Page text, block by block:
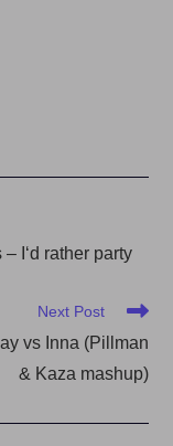
I‘d rather party
Next Post
vs Inna (Pillman
& Kaza mashup)